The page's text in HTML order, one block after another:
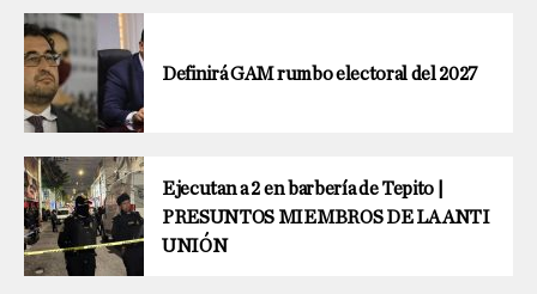
Definirá GAM rumbo electoral del 2027
Ejecutan a 2 en barbería de Tepito |
PRESUNTOS MIEMBROS DE LA ANTI
UNIÓN